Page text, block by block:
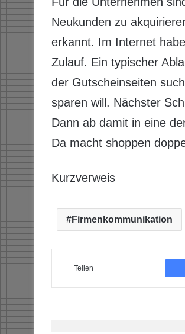
Neukunden zu
erkannt. Im Internet
Zulauf. Ein typischer
der Gutscheinseiten
sparen will. Nächster
Dann ab damit in eine
Da macht shoppen
Kurzverweis
Firmenkommunikation
Teilen